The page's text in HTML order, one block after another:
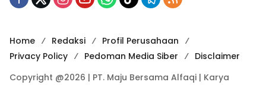
Home Redaksi
Profil Perusahaan
Privacy Policy
Pedoman Media Siber
Disclaimer
Copyright @2026 | PT. Maju Bersama Alfaqi | Karya